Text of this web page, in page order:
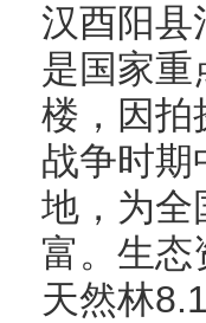
汉酉阳县
是国家重
楼，因拍
战争时期
地，为全
富。生态
天然林